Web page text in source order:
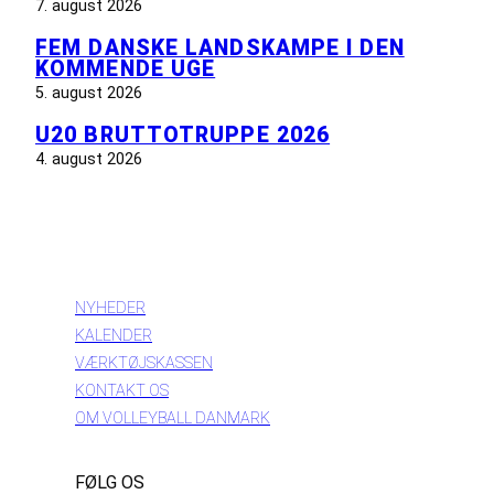
7. august 2026
FEM DANSKE LANDSKAMPE I DEN
KOMMENDE UGE
5. august 2026
U20 BRUTTOTRUPPE 2026
4. august 2026
NYHEDER
KALENDER
VÆRKTØJSKASSEN
KONTAKT OS
OM VOLLEYBALL DANMARK
FØLG OS